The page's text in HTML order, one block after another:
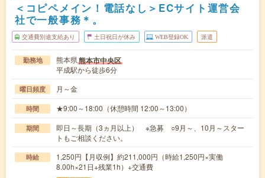
＜コピペメイン！電話なし＞ECサイト運営会
社で一般事務＊。
交通費別途支給あり 土日祝日が休み WEB登録OK 派遣
勤務地 熊本県熊本市中央区
平成駅から徒歩6分
曜日頻度 月～金
時間 ★9:00～18:00（休憩時間 12:00～13:00）
期間
即日～長期（3ヵ月以上） ※急募 ○9月～、10月～スター
トもご相談ください。
時給
1,250円【月収例】約211,000円（時給1,250円×実働
8.00h×21日+残業1h）+交通費